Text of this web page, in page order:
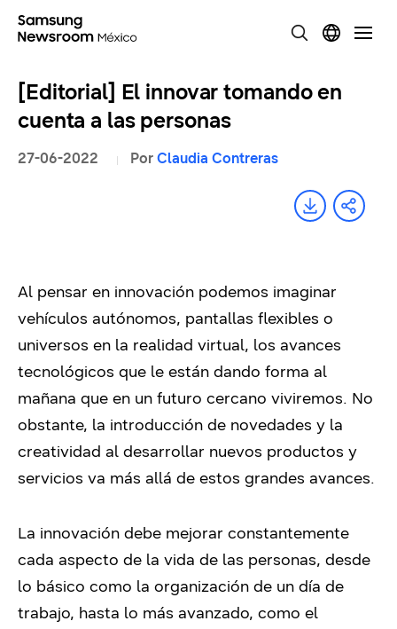
[Editorial] El innovar tomando en
cuenta a las personas
27-06-2022 Por Claudia Contreras
Al pensar en innovación podemos imaginar
vehículos autónomos, pantallas flexibles o
universos en la realidad virtual, los avances
tecnológicos que le están dando forma al
mañana que en un futuro cercano viviremos. No
obstante, la introducción de novedades y la
creatividad al desarrollar nuevos productos y
servicios va más allá de estos grandes avances.
La innovación debe mejorar constantemente
cada aspecto de la vida de las personas, desde
lo básico como la organización de un día de
trabajo, hasta lo más avanzado, como el